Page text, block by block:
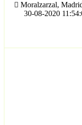
Moralzarzal,
30-08-2020